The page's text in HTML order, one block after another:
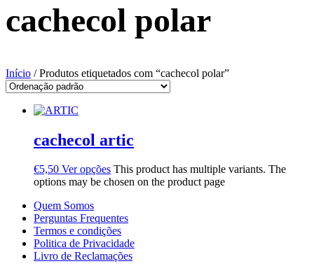
cachecol polar
Início / Produtos etiquetados com “cachecol polar”
cachecol artic
€5,50 Ver opções This product has multiple variants. The
options may be chosen on the product page
Quem Somos
Perguntas Frequentes
Termos e condições
Politica de Privacidade
Livro de Reclamações